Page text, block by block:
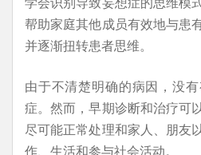
帮助家庭其他成员有效地与患
并逐渐扭转患者思维。
由于不清楚明确的病因，没
症。然而，早期诊断和治疗可
尽可能正常处理和家人、朋友
作、生活和参与社会活动。